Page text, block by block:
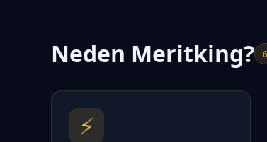
Neden Meritking?
⚡